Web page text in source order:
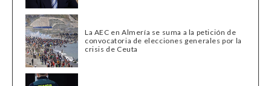
La AEC en Almería se suma a la petición de
convocatoria de elecciones generales por la
crisis de Ceuta